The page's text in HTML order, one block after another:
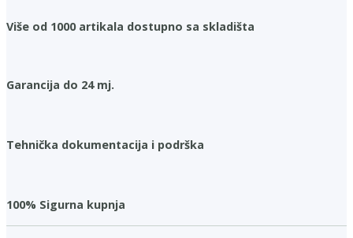
Više od 1000 artikala dostupno sa skladišta
Garancija do 24 mj.
Tehnička dokumentacija i podrška
100% Sigurna kupnja